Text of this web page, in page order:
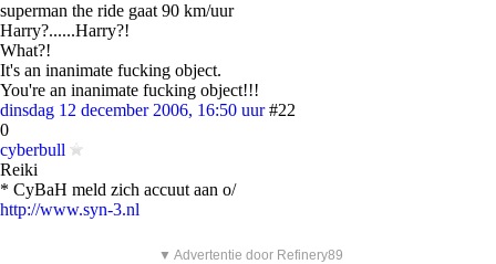
superman the ride gaat 90 km/uur
Harry?......Harry?!
What?!
It's an inanimate fucking object.
You're an inanimate fucking object!!!
dinsdag 12 december 2006, 16:50 uur #22
0
cyberbull
Reiki
* CyBaH meld zich accuut aan o/
http://www.syn-3.nl
▼ Advertentie door Refinery89